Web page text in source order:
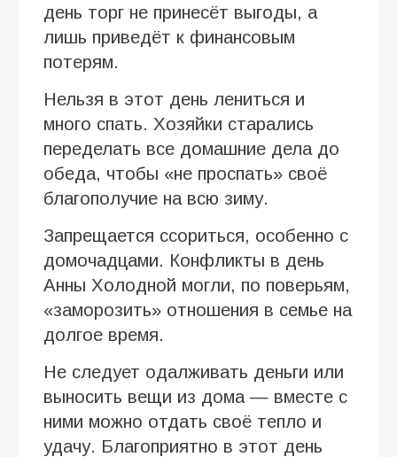
день торг не принесёт выгоды, а
лишь приведёт к финансовым
потерям.
Нельзя в этот день лениться и
много спать. Хозяйки старались
переделать все домашние дела до
обеда, чтобы «не проспать» своё
благополучие на всю зиму.
Запрещается ссориться, особенно с
домочадцами. Конфликты в день
Анны Холодной могли, по поверьям,
«заморозить» отношения в семье на
долгое время.
Не следует одалживать деньги или
выносить вещи из дома — вместе с
ними можно отдать своё тепло и
удачу. Благоприятно в этот день